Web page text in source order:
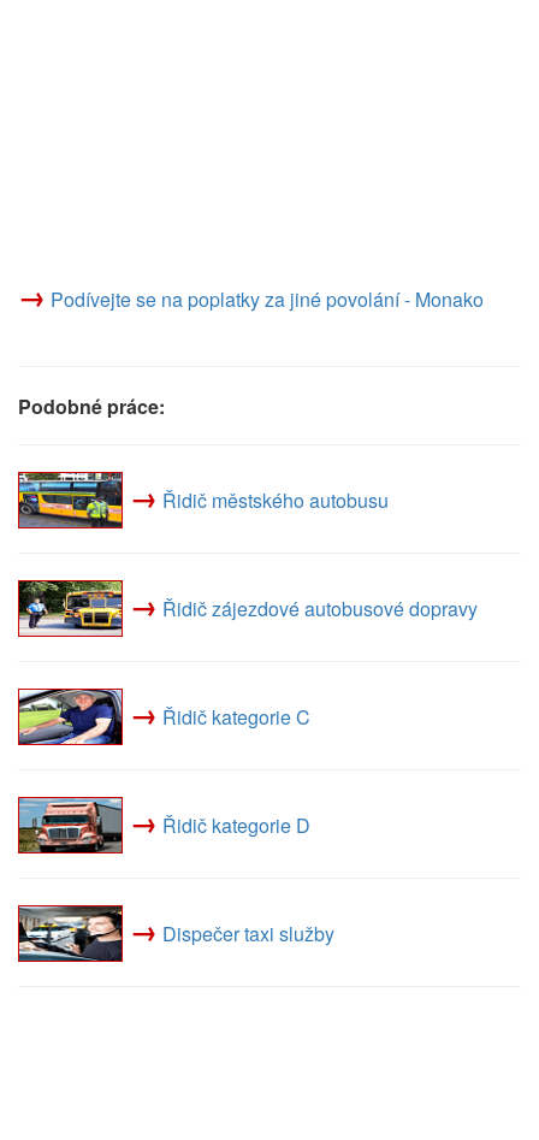
→ Podívejte se na poplatky za jiné povolání - Monako
Podobné práce:
→ Řidič městského autobusu
→ Řidič zájezdové autobusové dopravy
→ Řidič kategorie C
→ Řidič kategorie D
→ Dispečer taxi služby